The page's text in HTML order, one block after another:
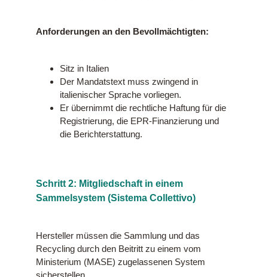
Anforderungen an den Bevollmächtigten:
Sitz in Italien
Der Mandatstext muss zwingend in
italienischer Sprachevorliegen.
Er übernimmt die rechtliche Haftung für die
Registrierung, die EPR-Finanzierung und
die Berichterstattung.
Schritt 2: Mitgliedschaft in einem
Sammelsystem (Sistema Collettivo)
Hersteller müssen die Sammlung und das
Recycling durch den Beitritt zu einem vom
Ministerium (MASE) zugelassenen System
sicherstellen.